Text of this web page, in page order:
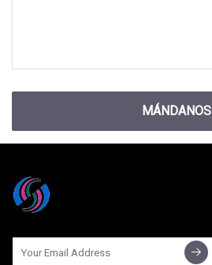
MÁNDANOS